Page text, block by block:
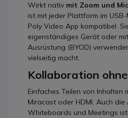
Wirkt nativ mit Zoom und
ist mit jeder Plattform im
Poly Video App kompatibel.
eigenständiges Gerät oder
Ausrüstung (BYOD)
vielseitig macht.
Kollaboration
Einfaches Teilen von Inhalten
Miracast oder HDMI. Auch
Whiteboards und Meetings